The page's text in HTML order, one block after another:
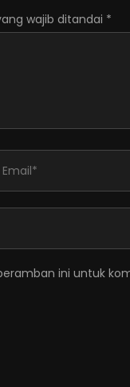
wajib ditandai *
ini untuk